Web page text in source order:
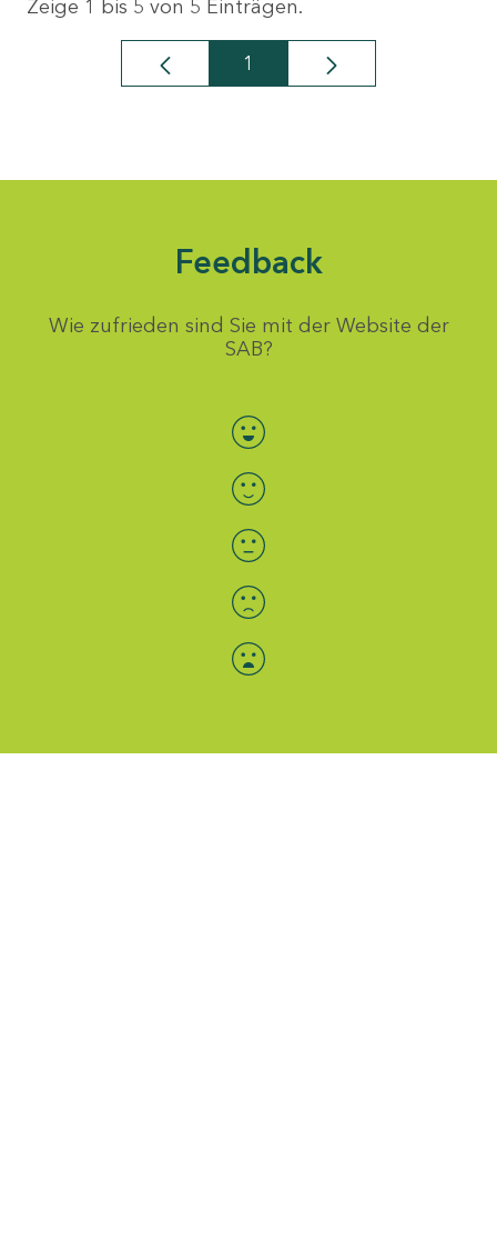
Zeige 1 bis 5 von 5 Einträgen.
Seite
1
Feedback
Wie zufrieden sind Sie mit der Website der
SAB?
Bewertung auswählen